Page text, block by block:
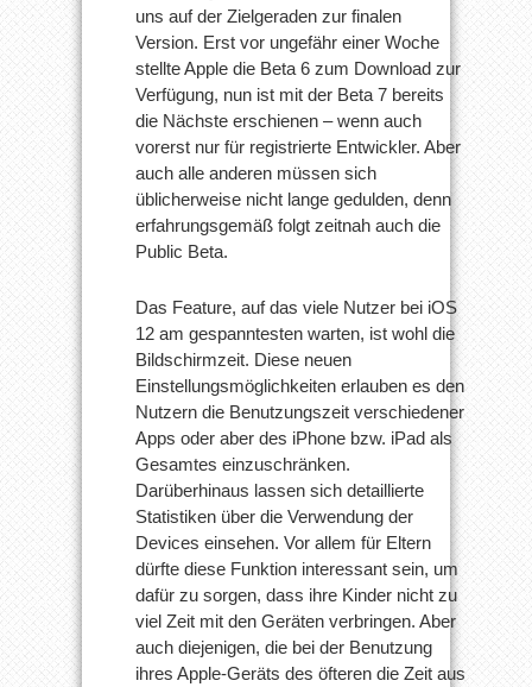
uns auf der Zielgeraden zur finalen
Version. Erst vor ungefähr einer Woche
stellte Apple die Beta 6 zum Download zur
Verfügung, nun ist mit der Beta 7 bereits
die Nächste erschienen – wenn auch
vorerst nur für registrierte Entwickler. Aber
auch alle anderen müssen sich
üblicherweise nicht lange gedulden, denn
erfahrungsgemäß folgt zeitnah auch die
Public Beta.
Das Feature, auf das viele Nutzer bei iOS
12 am gespanntesten warten, ist wohl die
Bildschirmzeit. Diese neuen
Einstellungsmöglichkeiten erlauben es den
Nutzern die Benutzungszeit verschiedener
Apps oder aber des iPhone bzw. iPad als
Gesamtes einzuschränken.
Darüberhinaus lassen sich detaillierte
Statistiken über die Verwendung der
Devices einsehen. Vor allem für Eltern
dürfte diese Funktion interessant sein, um
dafür zu sorgen, dass ihre Kinder nicht zu
viel Zeit mit den Geräten verbringen. Aber
auch diejenigen, die bei der Benutzung
ihres Apple-Geräts des öfteren die Zeit aus